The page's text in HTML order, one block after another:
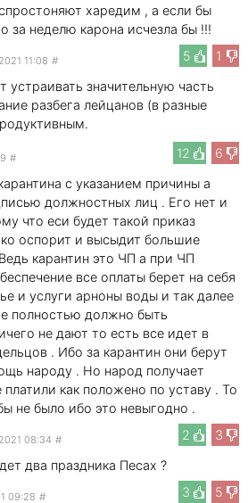
харедим , а если бы
за неделю карона исчезла бы !!!
5
1
11:08 #
устраивать значительную часть
разбега лейцанов (в разные
12
6
#
с указанием причины а
должностных лиц . Его нет и
что еси будет такой приказ
оспорит и высыдит большие
карантин это ЧП а при ЧП
все оплаты берет на себя
и услуги арноны воды и так далее
полностью должно быть
не дают то есть все идет в
. Ибо за карантин они берут
народу . Но народ получает
как положено по уставу . То
не было ибо это невыгодно .
2
3
08:34 #
два праздника Песах ?
3
5
09:28 #